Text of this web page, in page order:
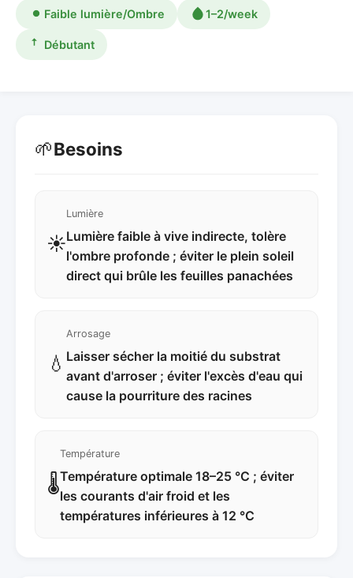
Faible lumière/Ombre 1–2/week
Débutant
🌱Besoins
☀️
Lumière
Lumière faible à vive indirecte, tolère
l'ombre profonde ; éviter le plein soleil
direct qui brûle les feuilles panachées
💧
Arrosage
Laisser sécher la moitié du substrat
avant d'arroser ; éviter l'excès d'eau qui
cause la pourriture des racines
🌡️
Température
Température optimale 18–25 °C ; éviter
les courants d'air froid et les
températures inférieures à 12 °C